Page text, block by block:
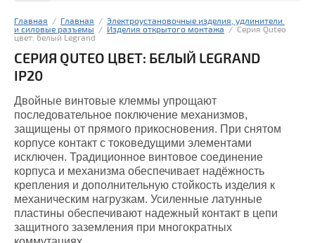
Главная
  /
Главная
  /
Электроустановочные изделия, удлинители
и силовые разъемы
  /
Изделия открытого монтажа
  /  Серия Quteo
цвет: белый Legrand
СЕРИЯ QUTEO ЦВЕТ: БЕЛЫЙ LEGRAND
IP20
Двойные винтовые клеммы упрощают
последовательное поключение механизмов,
защищены от прямого прикосновения. При снятом
корпусе контакт с токоведущими элементами
исключен. Традиционное винтовое соединение
корпуса и механизма обеспечивает надёжность
крепления и дополнительную стойкость изделия к
механическим нагрузкам. Усиленные латунные
пластины обеспечивают надежный контакт в цепи
защитного заземления при многократных